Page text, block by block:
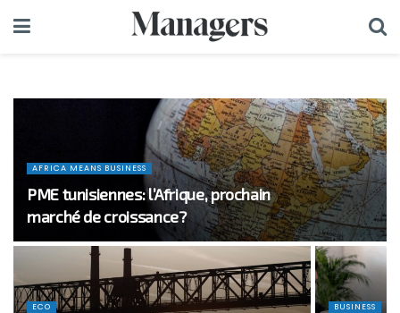
AFRICA MEANS BUSINESS
PME tunisiennes: l’Afrique, prochain
marché de croissance?
ECO BUSINESS